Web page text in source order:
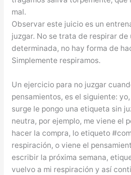
mal.
Observar este juicio es un
juzgar. No se trata de respirar de
determinada, no hay forma de
Simplemente respiramos.
Un ejercicio para no juzgar
pensamientos, es el siguiente:
surge le pongo una etiqueta sin
neutra, por ejemplo, me viene el
hacer la compra, lo etiqueto
respiración, o viene el
escribir la próxima semana,
vuelvo a mi respiración y así